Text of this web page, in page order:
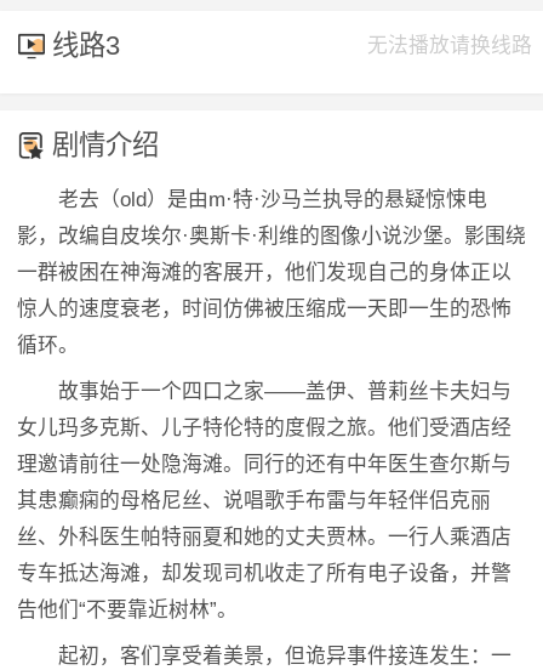
线路3 无法播放请换线路
剧情介绍
老去（old）是由m·特·沙马兰执导的悬疑惊悚电
影，改编自皮埃尔·奥斯卡·利维的图像小说沙堡。影围绕
一群被困在神海滩的客展开，他们发现自己的身体正以
惊人的速度衰老，时间仿佛被压缩成一天即一生的恐怖
循环。
故事始于一个四口之家——盖伊、普莉丝卡夫妇与
女儿玛多克斯、儿子特伦特的度假之旅。他们受酒店经
理邀请前往一处隐海滩。同行的还有中年医生查尔斯与
其患癫痫的母格尼丝、说唱歌手布雷与年轻伴侣克丽
丝、外科医生帕特丽夏和她的丈夫贾林。一行人乘酒店
专车抵达海滩，却发现司机收走了所有电子设备，并警
告他们“不要靠近树林”。
起初，客们享受着美景，但诡异事件接连发生：一